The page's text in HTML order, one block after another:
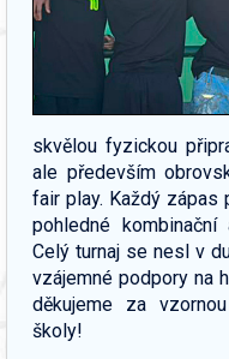
skvělou fyzickou
ale především
fair play. Každý zápas
pohledné
Celý turnaj se nesl v
vzájemné podpory na
děkujeme za
školy!